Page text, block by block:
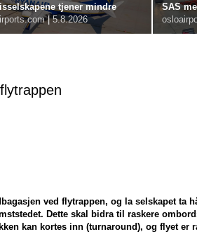
tjener mindre
| 5.8.2026
SAS
ved flytrappen, og la selskapet ta
Dette skal bidra til raskere
kan kortes inn (turnaround), og flyet er